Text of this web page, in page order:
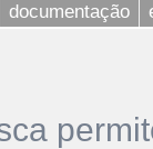
documentação